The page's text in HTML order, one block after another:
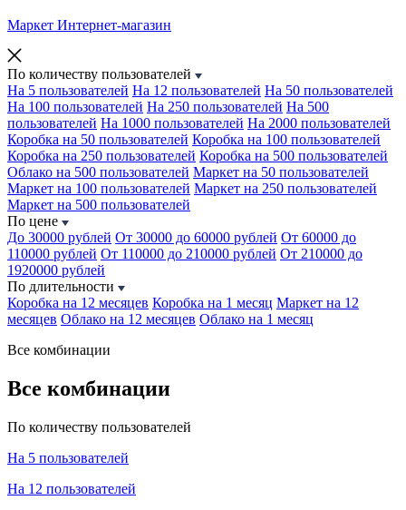
Маркет Интернет-магазин
По количеству пользователей
На 5 пользователей На 12 пользователей На 50 пользователей
На 100 пользователей На 250 пользователей На 500
пользователей На 1000 пользователей На 2000 пользователей
Коробка на 50 пользователей Коробка на 100 пользователей
Коробка на 250 пользователей Коробка на 500 пользователей
Облако на 500 пользователей Маркет на 50 пользователей
Маркет на 100 пользователей Маркет на 250 пользователей
Маркет на 500 пользователей
По цене
До 30000 рублей От 30000 до 60000 рублей От 60000 до
110000 рублей От 110000 до 210000 рублей От 210000 до
1920000 рублей
По длительности
Коробка на 12 месяцев Коробка на 1 месяц Маркет на 12
месяцев Облако на 12 месяцев Облако на 1 месяц
Все комбинации
Все комбинации
По количеству пользователей
На 5 пользователей
На 12 пользователей